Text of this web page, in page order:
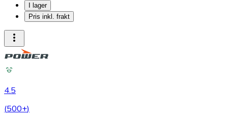
I lager
Pris inkl. frakt
4.5
(500+)